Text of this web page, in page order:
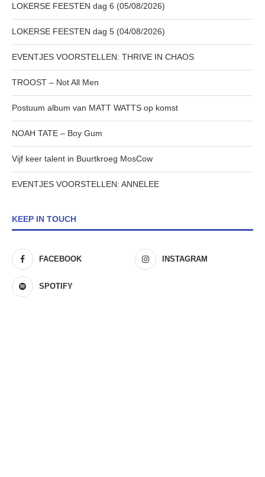
LOKERSE FEESTEN dag 6 (05/08/2026)
LOKERSE FEESTEN dag 5 (04/08/2026)
EVENTJES VOORSTELLEN: THRIVE IN CHAOS
TROOST – Not All Men
Postuum album van MATT WATTS op komst
NOAH TATE – Boy Gum
Vijf keer talent in Buurtkroeg MosCow
EVENTJES VOORSTELLEN: ANNELEE
KEEP IN TOUCH
FACEBOOK INSTAGRAM
SPOTIFY